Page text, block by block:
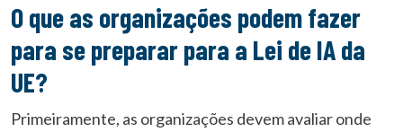
O que as organizações podem fazer
para se preparar para a Lei de IA da
UE?
Primeiramente, as organizações devem avaliar onde